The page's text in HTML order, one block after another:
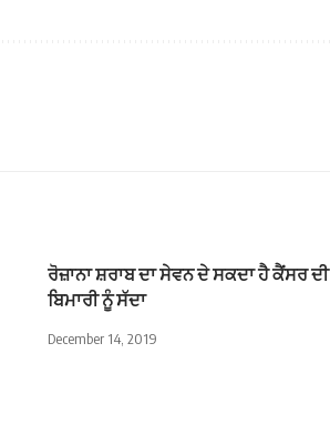
ਰੋਜ਼ਾਨਾ ਸ਼ਰਾਬ ਦਾ ਸੇਵਨ ਦੇ ਸਕਦਾ ਹੈ ਕੈਂਸਰ ਦੀ
ਬਿਮਾਰੀ ਨੂੰ ਸੱਦਾ
December 14, 2019